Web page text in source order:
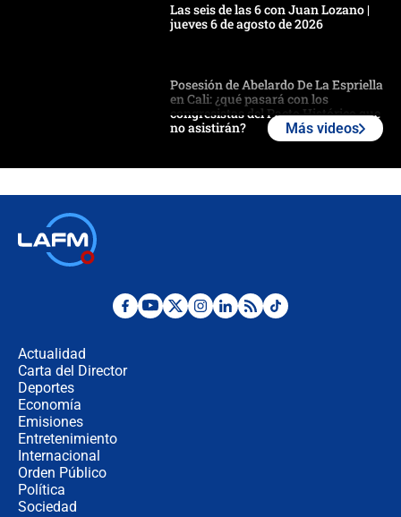
Las seis de las 6 con Juan Lozano |
jueves 6 de agosto de 2026
Posesión de Abelardo De La Espriella
en Cali: ¿qué pasará con los
congresistas del Pacto Histórico que
no asistirán?
¿Por qué De la Espriella gobernará
Más videos
Actualidad
Carta del Director
Deportes
Economía
Emisiones
Entretenimiento
Internacional
Orden Público
Política
Sociedad